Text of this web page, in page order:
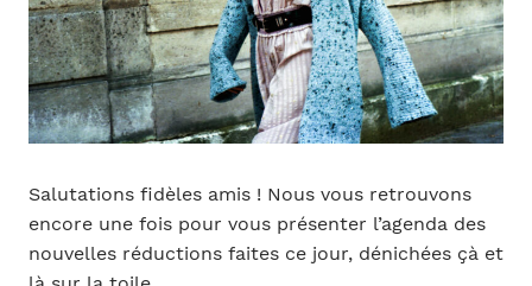
Salutations fidèles amis ! Nous vous retrouvons
encore une fois pour vous présenter l’agenda des
nouvelles réductions faites ce jour, dénichées çà et